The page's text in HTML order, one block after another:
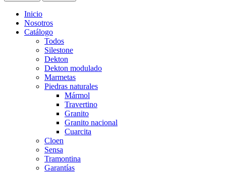
Inicio
Nosotros
Catálogo
Todos
Silestone
Dekton
Dekton modulado
Marmetas
Piedras naturales
Mármol
Travertino
Granito
Granito nacional
Cuarcita
Cloen
Sensa
Tramontina
Garantías